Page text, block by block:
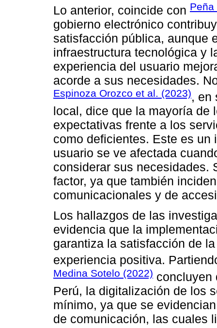
Lo anterior, coincide con Peña
gobierno electrónico
satisfacción pública, aunque
infraestructura tecnológica y
experiencia del usuario
acorde a sus necesidades.
Espinoza Orozco et al. (2023), en
local, dice que la mayoría de
expectativas frente a los
como deficientes. Este es un
usuario se ve afectada
considerar sus necesidades.
factor, ya que también
comunicacionales y de
Los hallazgos de las
evidencia que la
garantiza la satisfacción de
experiencia positiva.
Medina Sotelo (2022) concluyen
Perú, la digitalización de los
mínimo, ya que se
de comunicación, las cuales